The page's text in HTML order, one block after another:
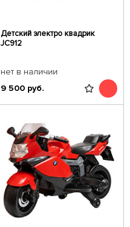
Детский электро квадрик
JC912
нет в наличии
9 500 руб.